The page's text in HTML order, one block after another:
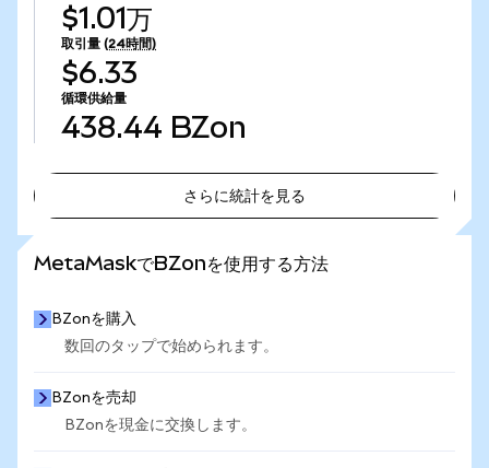
$1.01万
取引量 (24時間)
$6.33
循環供給量
438.44 BZon
さらに統計を見る
MetaMaskでBZonを使用する方法
BZonを購入
数回のタップで始められます。
BZonを売却
BZonを現金に交換します。